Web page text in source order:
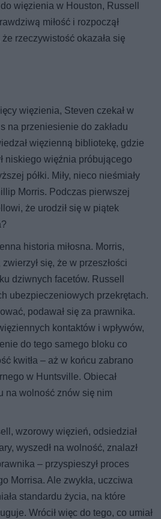
więzienia w Houston, Russell
miłość i rozpoczął
rzeczywistość okazała się
więzienia, Steven czekał w
na przeniesienie do zakładu
więzienną bibliotekę, gdzie
niskiego więźnia próbującego
półki. Miły, nieco nieśmiały
Morris. Podczas pierwszej
że urodził się w piątek
historia miłosna. Morris,
się, że w przeszłości
dziwnych facetów. Russell
ubezpieczeniowych przekrętach.
podawał się za prawnika.
kontaktów i wpływów,
do tego samego bloku co
kwitła – aż w końcu zabrano
w Huntsville. Obiecał
na wolność znów się nim
wzorowy więzień, odsiedział
wyszedł na wolność, znalazł
– przyspieszył proces
Morrisa. Ale zwykła, uczciwa
standardu życia, na które
Wrócił więc do tego, co umiał